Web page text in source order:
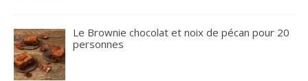
Le Brownie chocolat et noix de pécan pour 20
personnes